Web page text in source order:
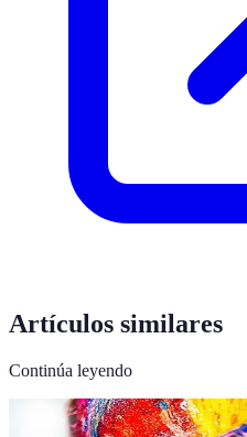
Artículos similares
Continúa leyendo